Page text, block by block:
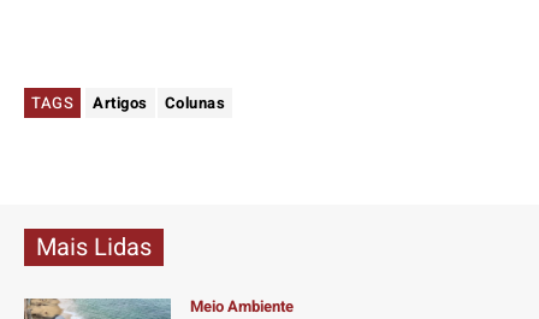
TAGS Artigos Colunas
Mais Lidas
Meio Ambiente